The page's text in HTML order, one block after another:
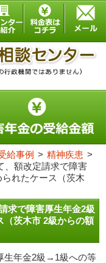
給事例 > 精神疾患 >
、額改定請求で障害
れたケース（茨木
求で障害厚生年金2級
茨木市 2級からの額
生年金2級→1級への等